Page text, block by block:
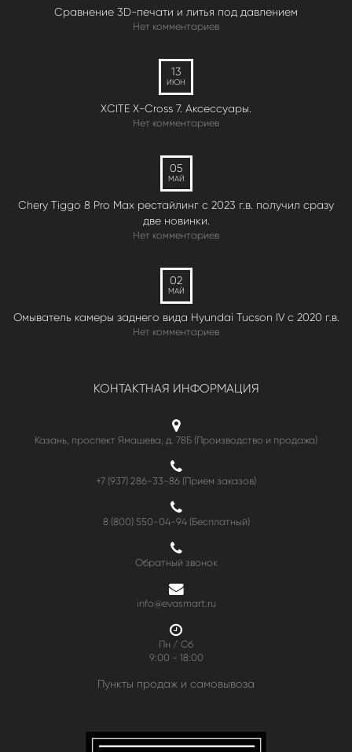
Сравнение 3D-печати и литья под давлением
Нет комментариев
13
ИЮН
XCITE X-Cross 7. Аксессуары.
Нет комментариев
05
МАЙ
Chery Tiggo 8 Pro Max рестайлинг с 2023 г.в. получил сразу
две новинки.
Нет комментариев
02
МАЙ
Омыватель камеры заднего вида Hyundai Tucson IV c 2020 г.в.
Нет комментариев
КОНТАКТНАЯ ИНФОРМАЦИЯ
Казань, проспект Ямашева, д. 78Б (Производство и продажа)
+7 (937) 286-33-86 (Прием заказов)
8 (800) 550-04-94(Бесплатный)
Обратный звонок
info@evasmart.ru
Пн / Сб
9:00 - 18:00
Пункты продаж и самовывоза